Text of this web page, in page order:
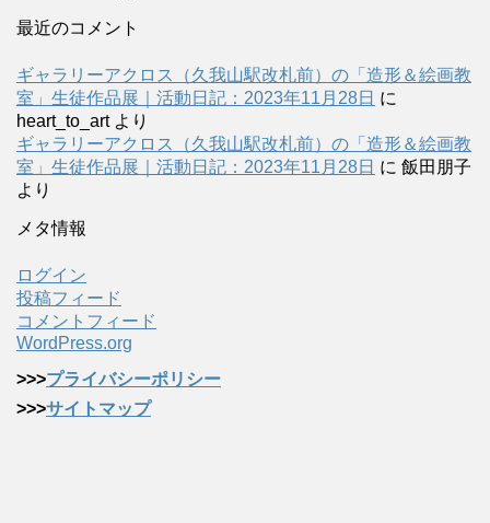
最近のコメント
ギャラリーアクロス（久我山駅改札前）の「造形＆絵画教
室」生徒作品展｜活動日記：2023年11月28日 に
heart_to_artより
ギャラリーアクロス（久我山駅改札前）の「造形＆絵画教
室」生徒作品展｜活動日記：2023年11月28日 に 飯田朋子
より
メタ情報
ログイン
投稿フィード
コメントフィード
WordPress.org
>>>プライバシーポリシー
>>>サイトマップ